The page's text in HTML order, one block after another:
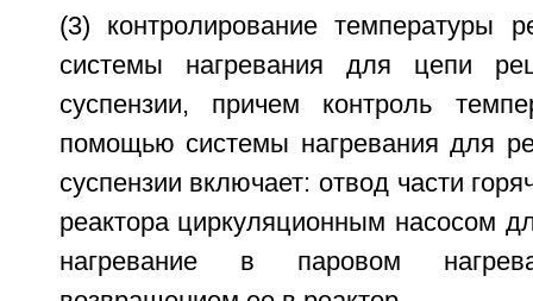
(3) контролирование температуры
системы нагревания для цепи
суспензии, причем контроль
помощью системы нагревания для
суспензии включает: отвод части
реактора циркуляционным насосом
нагревание в паровом